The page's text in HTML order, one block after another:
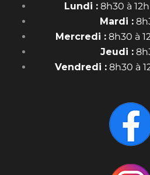
Lundi :8h30 à 12h
Mardi :
Mercredi : 8h30 à
Jeudi :
Vendredi :8h30 à